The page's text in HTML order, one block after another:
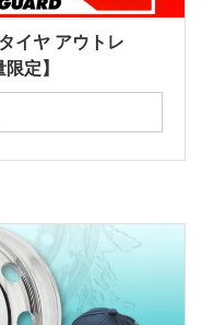
イヤ アウトレ
定】